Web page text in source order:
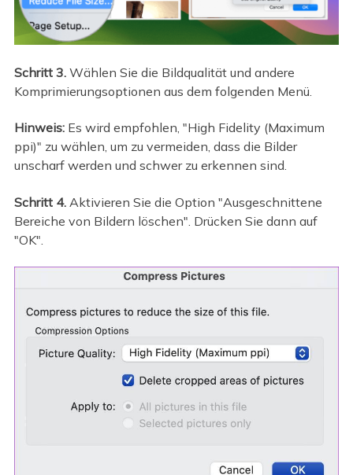
Schritt 3. Wählen Sie die Bildqualität und andere
Komprimierungsoptionen aus dem folgenden Menü.
Hinweis:Es wird empfohlen, "High Fidelity (Maximum
ppi)" zu wählen, um zu vermeiden, dass die Bilder
unscharf werden und schwer zu erkennen sind.
Schritt 4. Aktivieren Sie die Option "Ausgeschnittene
Bereiche von Bildern löschen". Drücken Sie dann auf
"OK".